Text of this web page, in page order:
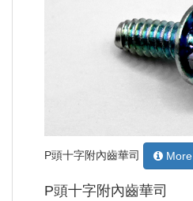
P頭十字附內齒華司 More
P頭十字附內齒華司